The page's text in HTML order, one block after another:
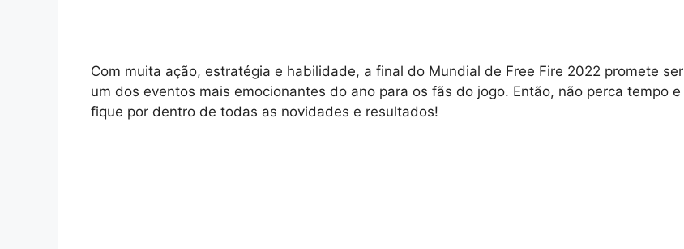
Com muita ação, estratégia e habilidade, a final do Mundial de Free Fire 2022 promete ser
um dos eventos mais emocionantes do ano para os fãs do jogo. Então, não perca tempo e
fique por dentro de todas as novidades e resultados!